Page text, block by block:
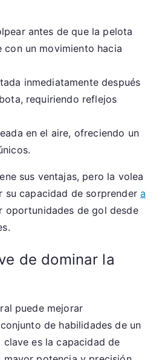
antes de que la pelota
con un movimiento hacia
inmediatamente después
requiriendo reflejos
en el aire, ofreciendo un
sus ventajas, pero la volea
su capacidad de sorprendera
oportunidades de gol desde
de dominar la
puede mejorar
de habilidades de un
es la capacidad de